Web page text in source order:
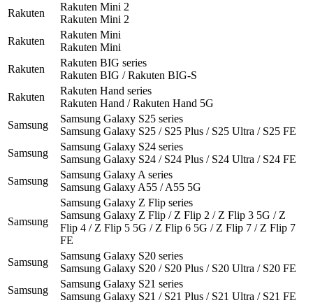
Rakuten
Rakuten Mini 2
Rakuten Mini 2
Rakuten
Rakuten Mini
Rakuten Mini
Rakuten
Rakuten BIG series
Rakuten BIG / Rakuten BIG-S
Rakuten
Rakuten Hand series
Rakuten Hand / Rakuten Hand 5G
Samsung
Samsung Galaxy S25 series
Samsung Galaxy S25 / S25 Plus / S25 Ultra / S25 FE
Samsung
Samsung Galaxy S24 series
Samsung Galaxy S24 / S24 Plus / S24 Ultra / S24 FE
Samsung
Samsung Galaxy A series
Samsung Galaxy A55 / A55 5G
Samsung
Samsung Galaxy Z Flip series
Samsung Galaxy Z Flip / Z Flip 2 / Z Flip 3 5G / Z
Flip 4 / Z Flip 5 5G / Z Flip 6 5G / Z Flip 7 / Z Flip 7
FE
Samsung
Samsung Galaxy S20 series
Samsung Galaxy S20 / S20 Plus / S20 Ultra / S20 FE
Samsung
Samsung Galaxy S21 series
Samsung Galaxy S21 / S21 Plus / S21 Ultra / S21 FE